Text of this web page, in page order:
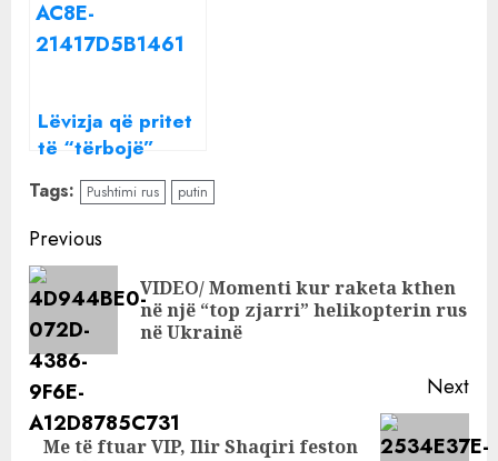
ndihma e parë
Lëvizja që pritet
të “tërbojë”
Putinin! Pas
Ukrainës, një
tjetër shtet i
pushtuar nga
Rusia kërkon
anëtarësimin në
BE
Tags: Pushtimi rus putin
Continue
Reading
Previous
VIDEO/ Momenti kur raketa kthen
në një “top zjarri” helikopterin rus
në Ukrainë
Next
Next
Me të ftuar VIP, Ilir Shaqiri feston